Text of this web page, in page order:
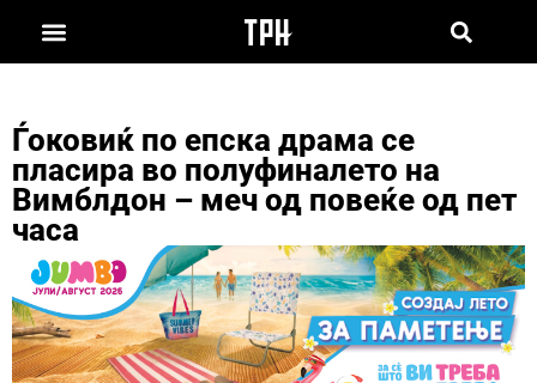
Ѓоковиќ по епска драма се
пласира во полуфиналето на
Вимблдон – меч од повеќе од пет
часа